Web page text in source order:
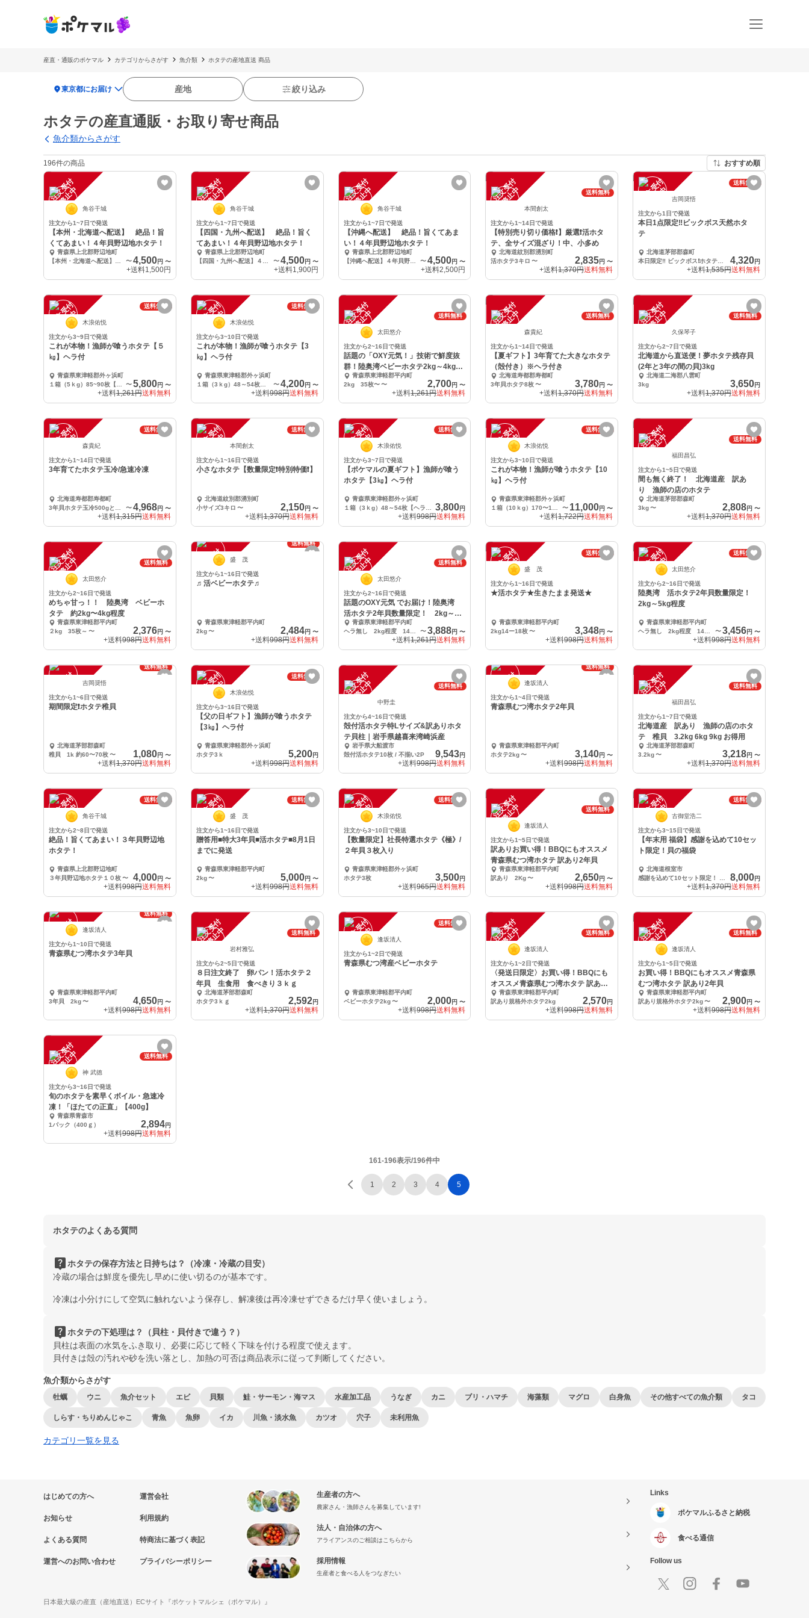
産直・通販のポケマル カテゴリからさがす 魚介類 ホタテの産地直送 商品
location_on東京都にお届け 産地 絞り込み
ホタテの産直通販・お取り寄せ商品
魚介類からさがす
196件の商品 おすすめ順
注
文
受
付
停
止
中
角谷干城
注文から1~7日で発送
【本州・北海道へ配送】 絶品！旨
くてあまい！４年貝野辺地ホタテ！
青森県上北郡野辺地町
〜 4,500円 〜
+送料1,500円
注
文
受
付
停
止
中
角谷干城
注文から1~7日で発送
【四国・九州へ配送】 絶品！旨く
てあまい！４年貝野辺地ホタテ！
青森県上北郡野辺地町
〜 4,500円 〜
+送料1,900円
注
文
受
付
停
止
中
角谷干城
注文から1~7日で発送
【沖縄へ配送】 絶品！旨くてあま
い！４年貝野辺地ホタテ！
青森県上北郡野辺地町
【沖縄へ配送】４年貝野辺地ホタテ１０枚 ヤマト運輸クール宅急便
〜 4,500円〜
+送料2,500円
注
文
受
付
停
止
中 送料無料
本間創太
注文から1~14日で発送
【特別売り切り価格❗️】厳選❗️活ホタ
テ、全サイズ混ざり！中、小多め
北海道紋別郡湧別町
活ホタテ3キロ 〜 2,835円〜
+送料1,370円送料無料
注
文
受
付
停
止
中
送料無料
吉岡奨悟
注文から1日で発送
本日1点限定‼️ビックボス天然ホタ
テ
北海道茅部郡森町
4,320円
+送料1,535円送料無料
注
文
受
付
停
止
中
送料無料
木浪佑悦
注文から3~9日で発送
これが本物！漁師が喰うホタテ【５
㎏】ヘラ付
青森県東津軽郡外ヶ浜町
〜 5,800円 〜
+送料1,261円送料無料
注
文
受
付
停
止
中
送料無料
木浪佑悦
注文から3~10日で発送
これが本物！漁師が喰うホタテ【3
㎏】ヘラ付
青森県東津軽郡外ヶ浜町
１箱（3ｋg）48～54枚【ヘラ１本入り】
〜 4,200円 〜
+送料998円送料無料
注
文
受
付
停
止
中 送料無料
太田悠介
注文から2~16日で発送
話題の「OXY元気！」技術で鮮度抜
群！陸奥湾ベビーホタテ2kg～4kg程
度 青森県東津軽郡平内町
2kg 35枚〜 〜 2,700円〜
+送料1,261円送料無料
注
文
受
付
停
止
中 送料無料
森貴紀
注文から1~14日で発送
【夏ギフト】3年育てた大きなホタテ
（殻付き）※ヘラ付き
北海道寿都郡寿都町
3年貝ホタテ8枚 〜 3,780円〜
+送料1,370円送料無料
注
文
受
付
停
止
中 送料無料
久保琴子
注文から2~7日で発送
北海道から直送便！夢ホタテ残存貝
(2年と3年の間の貝)3kg
北海道二海郡八雲町
3kg
3,650円
+送料1,370円送料無料
注
文
受
付
停
止
中
送料無料
森貴紀
注文から1~14日で発送
3年育てたホタテ玉冷/急速冷凍
北海道寿都郡寿都町
〜 4,968円 〜
+送料1,315円送料無料
注
文
受
付
停
止
中
送料無料
本間創太
注文から1~16日で発送
小さなホタテ【数量限定❗️特別特価❗️】
北海道紋別郡湧別町
小サイズ3キロ 〜 2,150円 〜
+送料1,370円送料無料
注
文
受
付
停
止
中
送料無料
木浪佑悦
注文から3~7日で発送
【ポケマルの夏ギフト】漁師が喰う
ホタテ【3㎏】ヘラ付
青森県東津軽郡外ヶ浜町
3,800円
+送料998円送料無料
注
文
受
付
停
止
中
送料無料
木浪佑悦
注文から3~10日で発送
これが本物！漁師が喰うホタテ【10
㎏】ヘラ付
青森県東津軽郡外ヶ浜町
〜 11,000円〜
+送料1,722円送料無料
注
文
受
付
停
止
中 送料無料
福田昌弘
注文から1~5日で発送
間も無く終了！ 北海道産 訳あ
り 漁師の店のホタテ
北海道茅部郡森町
3kg〜 2,808円 〜
+送料1,370円送料無料
注
文
受
付
停
止
中 送料無料
太田悠介
注文から2~16日で発送
めちゃ甘っ！！ 陸奥湾 ベビーホ
タテ 約2kg〜4kg程度
青森県東津軽郡平内町
２kg 35枚～ 〜 2,376円 〜
+送料998円送料無料
注
文
受
付
停
止
中
送料無料
盛 茂
注文から1~16日で発送
♬活ベビーホタテ♬
青森県東津軽郡平内町
2kg 〜 2,484円 〜
+送料998円送料無料
注
文
受
付
停
止
中 送料無料
太田悠介
注文から2~16日で発送
話題のOXY元気 でお届け！陸奥湾
活ホタテ2年貝数量限定！ 2kg～
5kg程度
青森県東津軽郡平内町
ヘラ無し 2kg程度 14枚～
〜 3,888円〜
+送料1,261円送料無料
注
文
受
付
停
止
中
送料無料
盛 茂
注文から1~16日で発送
★活ホタテ★生きたまま発送★
青森県東津軽郡平内町
2kg14ー18枚 〜 3,348円〜
+送料998円送料無料
注
文
受
付
停
止
中
送料無料
太田悠介
注文から2~16日で発送
陸奥湾 活ホタテ2年貝数量限定！
2kg～5kg程度
青森県東津軽郡平内町
〜3,456円 〜
+送料998円送料無料
注
文
受
付
停
止
中
送料無料
吉岡奨悟
注文から1~6日で発送
期間限定❗️ホタテ稚貝
北海道茅部郡森町
稚貝 1k 約60〜70枚〜 1,080円 〜
+送料1,370円送料無料
注
文
受
付
停
止
中
送料無料
木浪佑悦
注文から3~16日で発送
【父の日ギフト】漁師が喰うホタテ
【3㎏】ヘラ付
青森県東津軽郡外ヶ浜町
ホタテ3ｋ
5,200円
+送料998円送料無料
注
文
受
付
停
止
中 送料無料
中野圭
注文から4~16日で発送
殻付活ホタテ特Lサイズ&訳ありホタ
テ貝柱｜岩手県越喜来湾崎浜産
岩手県大船渡市
殻付活ホタテ10枚 / 不揃い2P
9,543円
+送料998円送料無料
注
文
受
付
停
止
中
送料無料
逢坂清人
注文から1~4日で発送
青森県むつ湾ホタテ2年貝
青森県東津軽郡平内町
ホタテ2kg 〜 3,140円〜
+送料998円送料無料
注
文
受
付
停
止
中 送料無料
福田昌弘
注文から1~7日で発送
北海道産 訳あり 漁師の店のホタ
テ 稚貝 3.2kg 6kg 9kg お得用
北海道茅部郡森町
3.2kg〜 3,218円 〜
+送料1,370円送料無料
注
文
受
付
停
止
中
送料無料
角谷干城
注文から2~8日で発送
絶品！旨くてあまい！３年貝野辺地
ホタテ！
青森県上北郡野辺地町
３年貝野辺地ホタテ１０枚〜 4,000円 〜
+送料998円送料無料
注
文
受
付
停
止
中
送料無料
盛 茂
注文から1~16日で発送
贈答用■特大3年貝■活ホタテ■8月1日
までに発送
青森県東津軽郡平内町
2kg 〜 5,000円 〜
+送料998円送料無料
注
文
受
付
停
止
中
送料無料
木浪佑悦
注文から3~10日で発送
【数量限定】社長特選ホタテ《極》/
２年貝３枚入り
青森県東津軽郡外ヶ浜町
ホタテ3枚
3,500円
+送料965円送料無料
注
文
受
付
停
止
中 送料無料
逢坂清人
注文から1~5日で発送
訳ありお買い得！BBQにもオススメ
青森県むつ湾ホタテ 訳あり2年貝
青森県東津軽郡平内町
訳あり 2Kg 〜 2,650円〜
+送料998円送料無料
注
文
受
付
停
止
中
送料無料
古御堂浩二
注文から3~15日で発送
【年末用 福袋】感謝を込めて10セッ
ト限定！貝の福袋
北海道根室市
8,000円
+送料1,370円送料無料
注
文
受
付
停
止
中
送料無料
逢坂清人
注文から1~10日で発送
青森県むつ湾ホタテ3年貝
青森県東津軽郡平内町
3年貝 2kg〜 4,650円 〜
+送料998円送料無料
注
文
受
付
停
止
中 送料無料
岩村雅弘
注文から2~5日で発送
８日注文終了 卵パン！活ホタテ２
年貝 生食用 食べきり３ｋｇ
北海道茅部郡森町
ホタテ3ｋｇ
2,592円
+送料1,370円送料無料
注
文
受
付
停
止
中
送料無料
逢坂清人
注文から1~2日で発送
青森県むつ湾産ベビーホタテ
青森県東津軽郡平内町
ベビーホタテ2kg 〜 2,000円〜
+送料998円送料無料
注
文
受
付
停
止
中 送料無料
逢坂清人
注文から1~2日で発送
〈発送日限定〉お買い得！BBQにも
オススメ青森県むつ湾ホタテ 訳あり3
年貝青森県東津軽郡平内町
訳あり規格外ホタテ2kg
2,570円
+送料998円送料無料
注
文
受
付
停
止
中 送料無料
逢坂清人
注文から1~5日で発送
お買い得！BBQにもオススメ青森県
むつ湾ホタテ 訳あり2年貝
青森県東津軽郡平内町
訳あり規格外ホタテ2kg〜 2,900円 〜
+送料998円送料無料
注
文
受
付
停
止
中 送料無料
神 武徳
注文から3~16日で発送
旬のホタテを素早くボイル・急速冷
凍！「ほたての正直」【400g】
青森県青森市
1パック（400ｇ）
2,894円
+送料998円送料無料
161-196表示/196件中
1 2 3 4 5
ホタテのよくある質問
live_helpホタテの保存方法と日持ちは？（冷凍・冷蔵の目安）
冷蔵の場合は鮮度を優先し早めに使い切るのが基本です。
冷凍は小分けにして空気に触れないよう保存し、解凍後は再冷凍せずできるだけ早く使いましょう。
live_helpホタテの下処理は？（貝柱・貝付きで違う？）
貝柱は表面の水気をふき取り、必要に応じて軽く下味を付ける程度で使えます。
貝付きは殻の汚れや砂を洗い落とし、加熱の可否は商品表示に従って判断してください。
魚介類からさがす
牡蠣 ウニ 魚介セット エビ 貝類 鮭・サーモン・海マス 水産加工品 うなぎ カニ ブリ・ハマチ 海藻類 マグロ 白身魚 その他すべての魚介類 タコ
しらす・ちりめんじゃこ 青魚 魚卵 イカ 川魚・淡水魚 カツオ 穴子 未利用魚
カテゴリ一覧を見る
はじめての方へ
お知らせ
よくある質問
運営へのお問い合わせ
運営会社
利用規約
特商法に基づく表記
プライバシーポリシー
生産者の方へ
農家さん・漁師さんを募集しています!
法人・自治体の方へ
アライアンスのご相談はこちらから
採用情報
生産者と食べる人をつなぎたい
Links
ポケマルふるさと納税
食べる通信
Follow us
日本最大級の産直（産地直送）ECサイト『ポケットマルシェ（ポケマル）』